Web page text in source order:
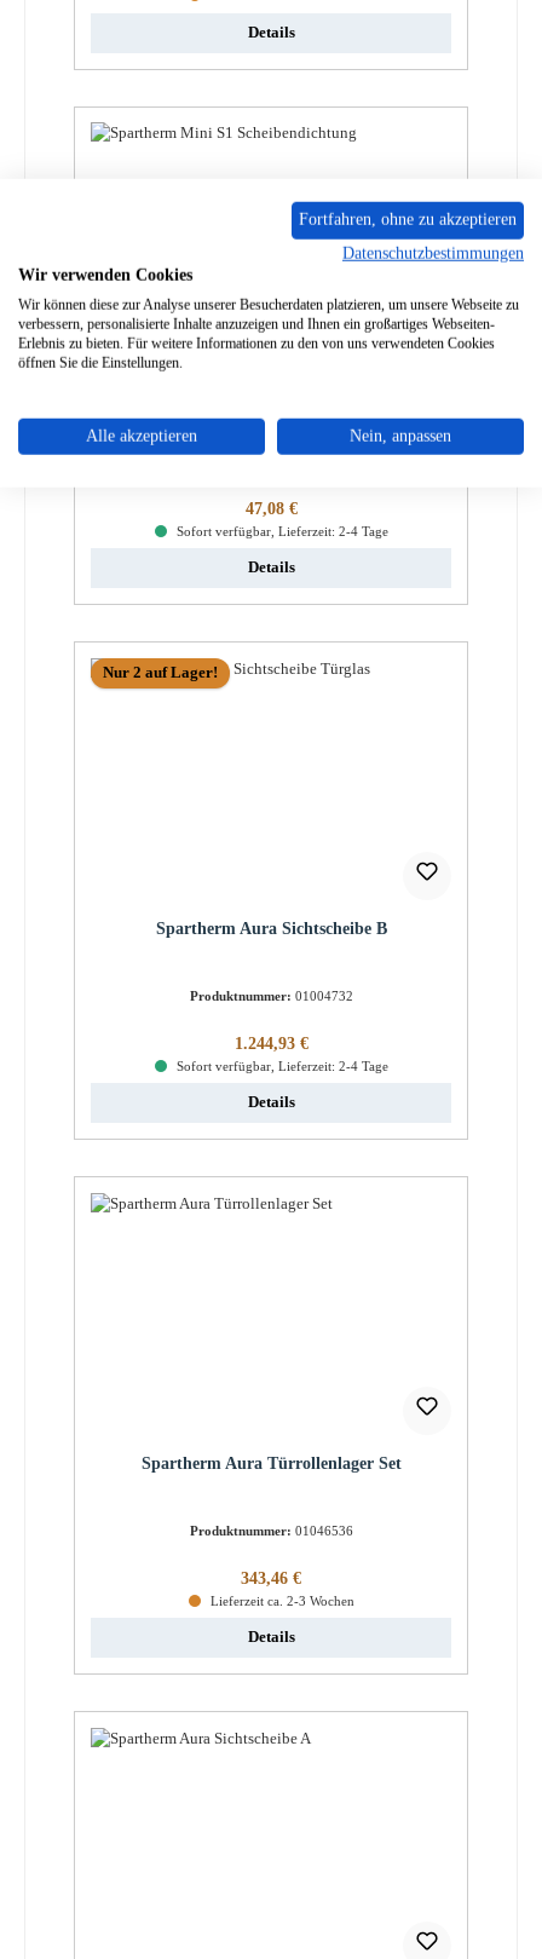
Details
Regulärer Preis:
47,08 €
Sofort verfügbar, Lieferzeit: 2-4 Tage
Details
Nur 2 auf Lager!
Spartherm Aura Sichtscheibe B
Produktnummer: 01004732
Regulärer Preis:
1.244,93 €
Sofort verfügbar, Lieferzeit: 2-4 Tage
Details
Spartherm Aura Türrollenlager Set
Produktnummer: 01046536
Regulärer Preis:
343,46 €
Lieferzeit ca. 2-3 Wochen
Details
Fortfahren, ohne zu akzeptieren
Datenschutzbestimmungen
Wir verwenden Cookies
Wir können diese zur Analyse unserer Besucherdaten platzieren, um unsere Webseite zu
verbessern, personalisierte Inhalte anzuzeigen und Ihnen ein großartiges Webseiten-
Erlebnis zu bieten. Für weitere Informationen zu den von uns verwendeten Cookies
öffnen Sie die Einstellungen.
Alle akzeptieren Nein, anpassen